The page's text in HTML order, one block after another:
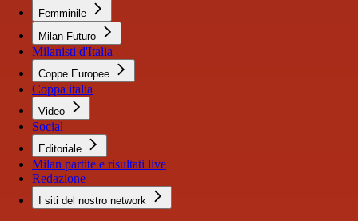
Femminile
Milan Futuro
Milanisti d'Italia
Coppe Europee
Coppa italia
Video
Social
Editoriale
Milan partite e risultati live
Redazione
I siti del nostro network